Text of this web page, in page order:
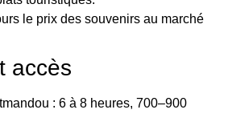
le prix des souvenirs au marché
accès
: 6 à 8 heures, 700–900